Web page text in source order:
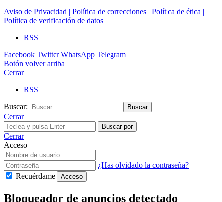
Aviso de Privacidad | Política de correcciones | Política de ética |
Política de verificación de datos
RSS
Facebook Twitter WhatsApp Telegram
Botón volver arriba
Cerrar
RSS
Buscar:
Cerrar
Buscar por
Cerrar
Acceso
¿Has olvidado la contraseña?
Recuérdame
Acceso
Bloqueador de anuncios detectado